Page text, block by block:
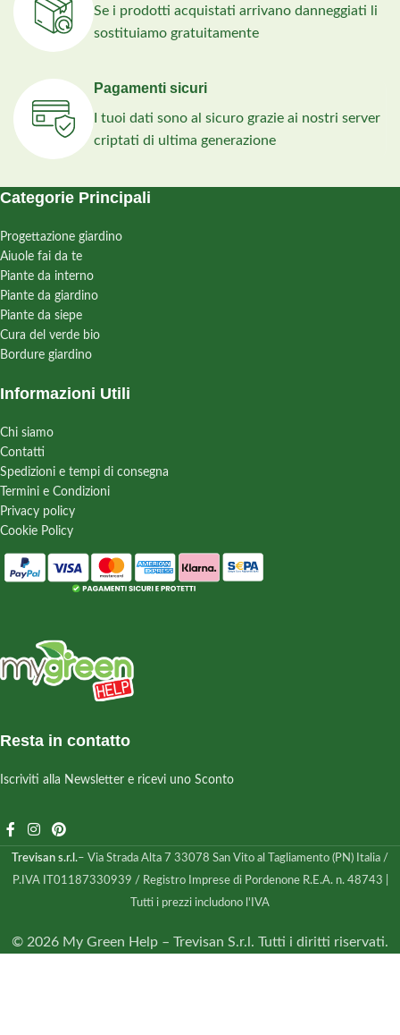
Se i prodotti acquistati arrivano danneggiati li
sostituiamo gratuitamente
Pagamenti sicuri
I tuoi dati sono al sicuro grazie ai nostri server
criptati di ultima generazione
Categorie Principali
Progettazione giardino
Aiuole fai da te
Piante da interno
Piante da giardino
Piante da siepe
Cura del verde bio
Bordure giardino
Informazioni Utili
Chi siamo
Contatti
Spedizioni e tempi di consegna
Termini e Condizioni
Privacy policy
Cookie Policy
Resta in contatto
Iscriviti alla Newsletter e ricevi uno Sconto
Trevisan s.r.l.– Via Strada Alta 7 33078 San Vito al Tagliamento (PN) Italia /
P.IVA IT01187330939 / Registro Imprese di Pordenone R.E.A. n. 48743 |
Tutti i prezzi includono l'IVA
© 2026 My Green Help – Trevisan S.r.l. Tutti i diritti riservati.